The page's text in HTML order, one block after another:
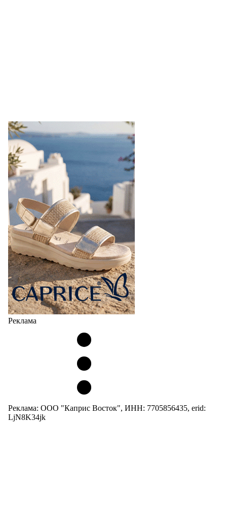
Реклама
Реклама: ООО "Каприс Восток", ИНН: 7705856435, erid:
LjN8K34jk